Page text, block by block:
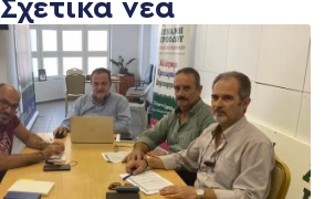
Σχετικά νέα